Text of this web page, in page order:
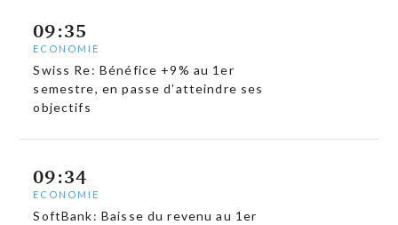
09:35
ECONOMIE
Swiss Re: Bénéfice +9% au 1er
semestre, en passe d’atteindre ses
objectifs
09:34
ECONOMIE
SoftBank: Baisse du revenu au 1er